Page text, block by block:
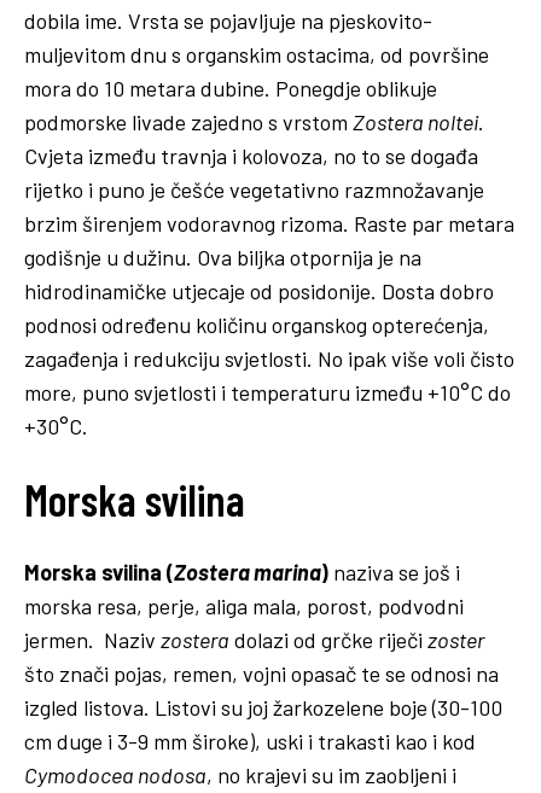
dobila ime. Vrsta se pojavljuje na pjeskovito-
muljevitom dnu s organskim ostacima, od površine
mora do 10 metara dubine. Ponegdje oblikuje
podmorske livade zajedno s vrstom Zostera noltei.
Cvjeta između travnja i kolovoza, no to se događa
rijetko i puno je češće vegetativno razmnožavanje
brzim širenjem vodoravnog rizoma. Raste par metara
godišnje u dužinu. Ova biljka otpornija je na
hidrodinamičke utjecaje od posidonije. Dosta dobro
podnosi određenu količinu organskog opterećenja,
zagađenja i redukciju svjetlosti. No ipak više voli čisto
more, puno svjetlosti i temperaturu između +10°C do
+30°C.
Morska svilina
Morska svilina (Zostera marina) naziva se još i
morska resa, perje, aliga mala, porost, podvodni
jermen. Naziv zostera dolazi od grčke riječi zoster
što znači pojas, remen, vojni opasač te se odnosi na
izgled listova. Listovi su joj žarkozelene boje (30-100
cm duge i 3-9 mm široke), uski i trakasti kao i kod
Cymodocea nodosa, no krajevi su im zaobljeni i